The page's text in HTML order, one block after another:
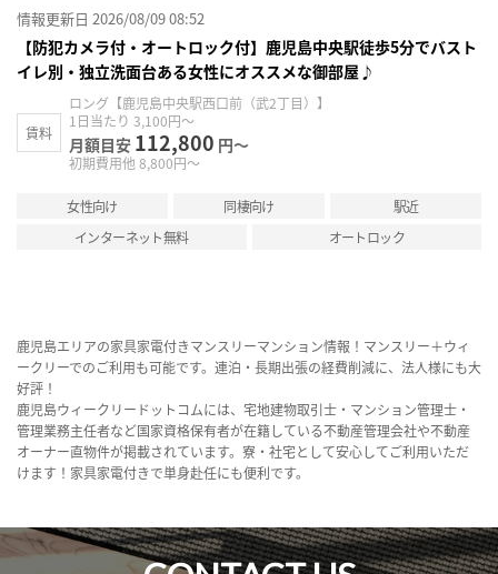
情報更新日 2026/08/09 08:52
【防犯カメラ付・オートロック付】鹿児島中央駅徒歩5分でバスト
イレ別・独立洗面台ある女性にオススメな御部屋♪
賃料
ロング【鹿児島中央駅西口前（武2丁目）】
1日当たり 3,100円～
月額目安 112,800 円～
初期費用他 8,800円～
女性向け 同棲向け
駅近
インターネット無料
オートロック
鹿児島エリアの家具家電付きマンスリーマンション情報！マンスリー＋ウィ
ークリーでのご利用も可能です。連泊・長期出張の経費削減に、法人様にも大
好評！
鹿児島ウィークリードットコムには、宅地建物取引士・マンション管理士・
管理業務主任者など国家資格保有者が在籍している不動産管理会社や不動産
オーナー直物件が掲載されています。寮・社宅として安心してご利用いただ
けます！家具家電付きで単身赴任にも便利です。